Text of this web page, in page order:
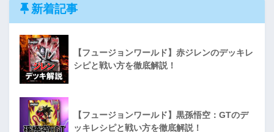
新着記事
【フュージョンワールド】赤ジレンのデッキレ
シピと戦い方を徹底解説！
【フュージョンワールド】黒孫悟空：GTのデ
ッキレシピと戦い方を徹底解説！